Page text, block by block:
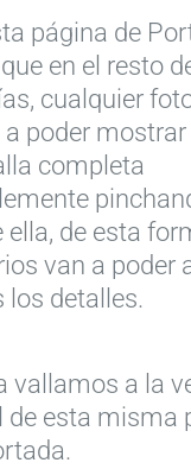
página de
en el resto
cualquier
a poder mostrar
completa
ella, de esta
van a poder
los detalles.
vallamos a la
de esta misma